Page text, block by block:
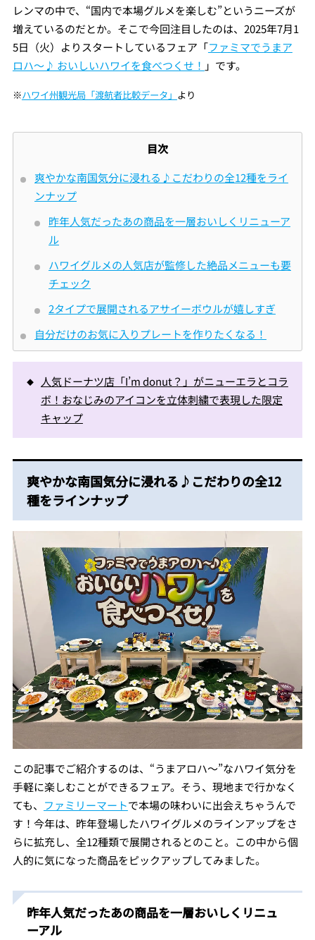
レンマの中で、“国内で本場グルメを楽しむ”というニーズが
増えているのだとか。そこで今回注目したのは、2025年7月1
5日（火）よりスタートしているフェア「ファミマでうまア
ロハ～♪ おいしいハワイを食べつくせ！ 」です。
※ハワイ州観光局「渡航者比較データ」 より
目次
爽やかな南国気分に浸れる♪こだわりの全12種をライ
ンナップ
昨年人気だったあの商品を一層おいしくリニューア
ル
ハワイグルメの人気店が監修した絶品メニューも要
チェック
2タイプで展開されるアサイーボウルが嬉しすぎ
自分だけのお気に入りプレートを作りたくなる！
人気ドーナツ店「I’m donut？」がニューエラとコラ
ボ！おなじみのアイコンを立体刺繍で表現した限定
キャップ
爽やかな南国気分に浸れる♪こだわりの全12
種をラインナップ
この記事でご紹介するのは、“うまアロハ～”なハワイ気分を
手軽に楽しむことができるフェア。そう、現地まで行かなく
ても、 ファミリーマートで本場の味わいに出会えちゃうんで
す！今年は、昨年登場したハワイグルメのラインアップをさ
らに拡充し、全12種類で展開されるとのこと。この中から個
人的に気になった商品をピックアップしてみました。
昨年人気だったあの商品を一層おいしくリニュ
ーアル